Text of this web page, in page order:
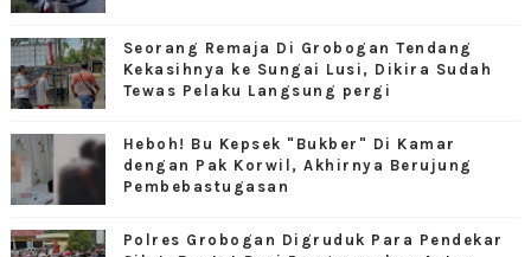
Seorang Remaja Di Grobogan Tendang
Kekasihnya ke Sungai Lusi, Dikira Sudah
Tewas Pelaku Langsung pergi
Heboh! Bu Kepsek "Bukber" Di Kamar
dengan Pak Korwil, Akhirnya Berujung
Pembebastugasan
Polres Grobogan Digruduk Para Pendekar